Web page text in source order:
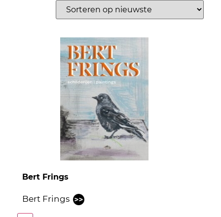
Bert Frings
Bert Frings